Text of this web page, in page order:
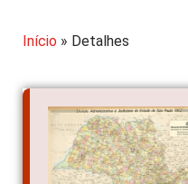
Início » Detalhes